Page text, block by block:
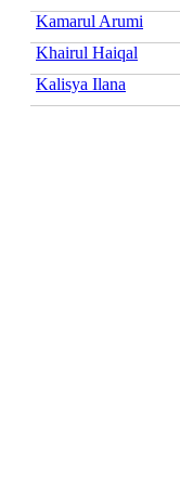
Kamarul Arumi
Khairul Haiqal
Kalisya Ilana